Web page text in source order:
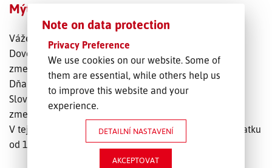
Mýtný príplatok Slovenská republika
Vážení obchodní partneri,
Dovoľte nám, aby sme Vás informovali o nastávajúcej
zmene týkajucej sa mýtneho poplatku.
Dňa 1.7.2025 vstúpilo do platnosti Nariadenie vlády
Slovenskej republiky č. 418/2024 Z.z., ktorým nastáva
zmena v mýtnom systéme na Slovensku.
V tejto súvislosti sme pristúpili k úprave mýtneho poplatku
od 1.8.2025 na úroveň 7%.
Note on data protection
Privacy Preference
We use cookies on our website. Some of
them are essential, while others help us
to improve this website and your
experience.
DETAILNÍ NASTAVENÍ
AKCEPTOVAT